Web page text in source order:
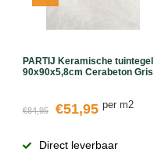
PARTIJ Keramische tuintegel
90x90x5,8cm Cerabeton Gris
€84,95 €51,95 per m2
Direct leverbaar